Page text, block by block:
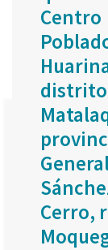
Centro
distrito
Cerro,